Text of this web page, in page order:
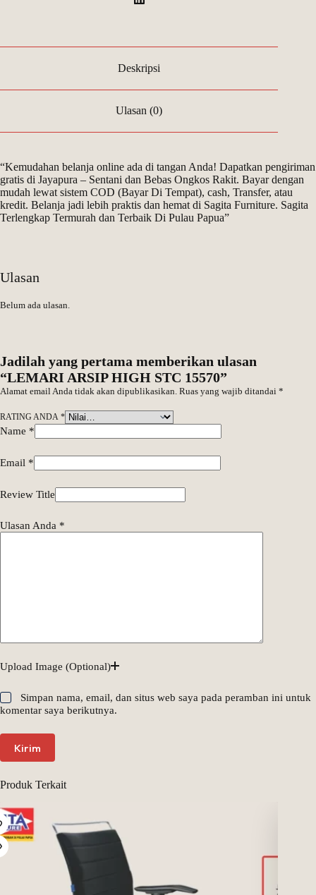
Deskripsi
Ulasan (0)
“Kemudahan belanja online ada di tangan Anda! Dapatkan pengiriman
gratis di Jayapura – Sentani dan Bebas Ongkos Rakit. Bayar dengan
mudah lewat sistem COD (Bayar Di Tempat), cash, Transfer, atau
kredit. Belanja jadi lebih praktis dan hemat di Sagita Furniture. Sagita
Terlengkap Termurah dan Terbaik Di Pulau Papua”
Ulasan
Belum ada ulasan.
Jadilah yang pertama memberikan ulasan
“LEMARI ARSIP HIGH STC 15570”
Alamat email Anda tidak akan dipublikasikan. Ruas yang wajib ditandai *
RATING ANDA *
Name *
Email *
Review Title
Ulasan Anda *
Upload Image (Optional)
Simpan nama, email, dan situs web saya pada peramban ini untuk
komentar saya berikutnya.
Kirim
Produk Terkait